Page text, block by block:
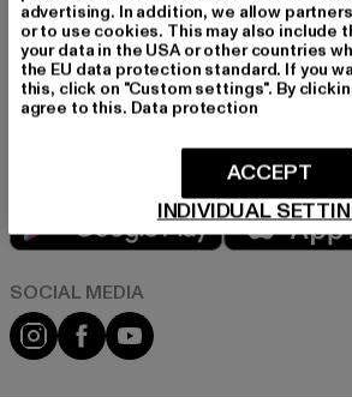
ANMELDEN
Informationen dazu, wie DefShop mit Deinen
in unserer Datenschutzerklärung. Du kannst
abmelden.Datenschutzerklärung lesen.
Play market
Instagram
FacebookYouTube
advertising. In addition, we allow
or to use cookies. This may also include
your data in the USA or other countries
the EU data protection standard. If you
this, click on "Custom settings". By
agree to this. Data protection
INDIVIDUAL
ACCEPT